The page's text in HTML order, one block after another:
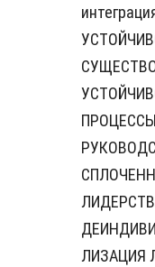
ЛИЗАЦИЯ